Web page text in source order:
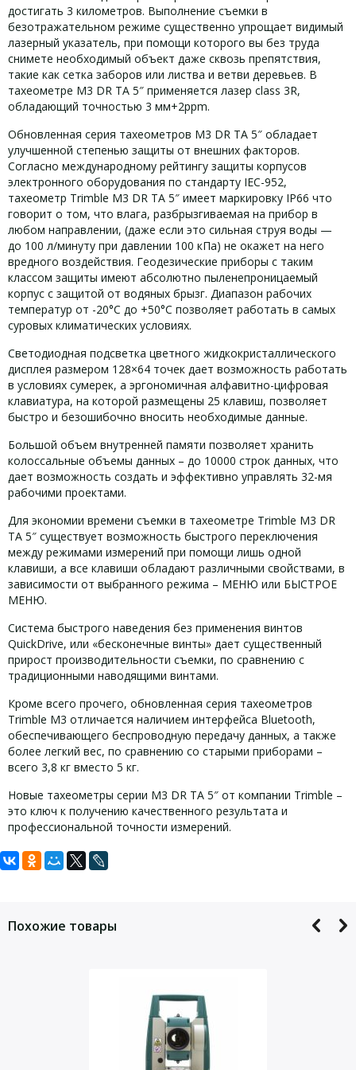
достигать 3 километров. Выполнение съемки в
безотражательном режиме существенно упрощает видимый
лазерный указатель, при помощи которого вы без труда
снимете необходимый объект даже сквозь препятствия,
такие как сетка заборов или листва и ветви деревьев. В
тахеометре M3 DR TA 5″ применяется лазер class 3R,
обладающий точностью 3 мм+2ppm.
Обновленная серия тахеометров М3 DR TA 5″ обладает
улучшенной степенью защиты от внешних факторов.
Согласно международному рейтингу защиты корпусов
электронного оборудования по стандарту IEC-952,
тахеометр Trimble M3 DR TA 5″ имеет маркировку IP66 что
говорит о том, что влага, разбрызгиваемая на прибор в
любом направлении, (даже если это сильная струя воды —
до 100 л/минуту при давлении 100 кПа) не окажет на него
вредного воздействия. Геодезические приборы с таким
классом защиты имеют абсолютно пыленепроницаемый
корпус с защитой от водяных брызг. Диапазон рабочих
температур от -20°С до +50°С позволяет работать в самых
суровых климатических условиях.
Светодиодная подсветка цветного жидкокристаллического
дисплея размером 128×64 точек дает возможность работать
в условиях сумерек, а эргономичная алфавитно-цифровая
клавиатура, на которой размещены 25 клавиш, позволяет
быстро и безошибочно вносить необходимые данные.
Большой объем внутренней памяти позволяет хранить
колоссальные объемы данных – до 10000 строк данных, что
дает возможность создать и эффективно управлять 32-мя
рабочими проектами.
Для экономии времени съемки в тахеометре Trimble M3 DR
TA 5″ существует возможность быстрого переключения
между режимами измерений при помощи лишь одной
клавиши, а все клавиши обладают различными свойствами, в
зависимости от выбранного режима – МЕНЮ или БЫСТРОЕ
МЕНЮ.
Система быстрого наведения без применения винтов
QuickDrive, или «бесконечные винты» дает существенный
прирост производительности съемки, по сравнению с
традиционными наводящими винтами.
Кроме всего прочего, обновленная серия тахеометров
Trimble M3 отличается наличием интерфейса Bluetooth,
обеспечивающего беспроводную передачу данных, а также
более легкий вес, по сравнению со старыми приборами –
всего 3,8 кг вместо 5 кг.
Новые тахеометры серии M3 DR TA 5″ от компании Trimble –
это ключ к получению качественного результата и
профессиональной точности измерений.
Дальность измерений
на 1 призму
Дальность измерений
±(3+2 ppm)
Стандартная комплектация:
батарея внутренняя (Li-Ion, 5Ah, 3.7V) (2шт.),
CD диск с инструкцией по эксплуатации,
транспортировочный кейс.
Задать вопрос
Похожие товары